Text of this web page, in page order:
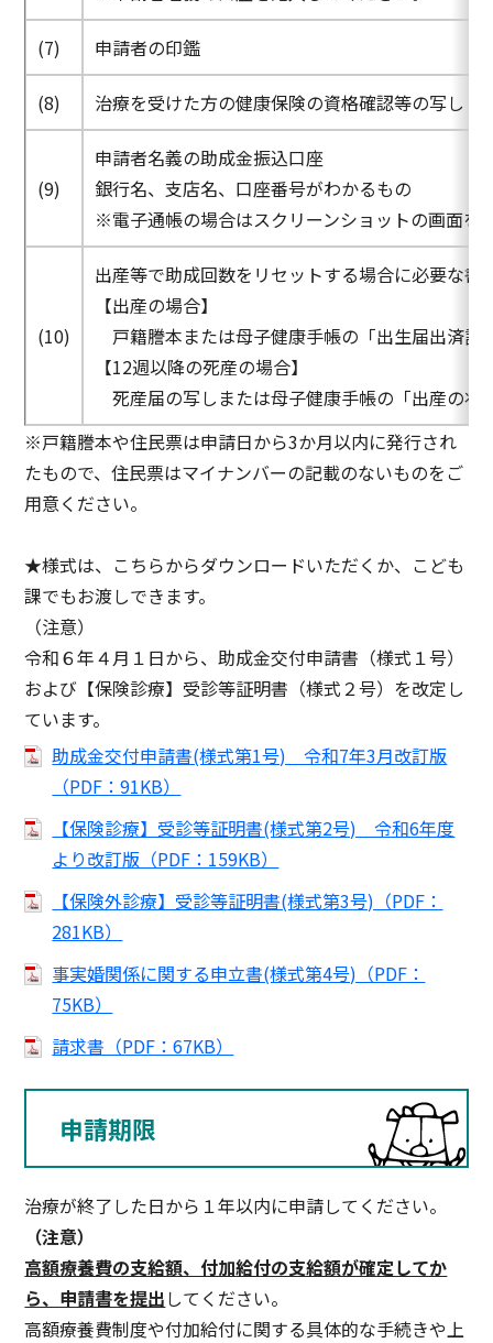
(7) 申請者の印鑑
(8) 治療を受けた方の健康保険の資格確認等の写し
(9)
申請者名義の助成金振込口座
銀行名、支店名、口座番号がわかるもの
※電子通帳の場合はスクリーンショットの画面を
(10)
出産等で助成回数をリセットする場合に必要な書
【出産の場合】
戸籍謄本または母子健康手帳の「出生届出済証
【12週以降の死産の場合】
死産届の写しまたは母子健康手帳の「出産の状
※戸籍謄本や住民票は申請日から3か月以内に発行され
たもので、住民票はマイナンバーの記載のないものをご
用意ください。
★様式は、こちらからダウンロードいただくか、こども
課でもお渡しできます。
（注意）
令和６年４月１日から、助成金交付申請書（様式１号）
および【保険診療】受診等証明書（様式２号）を改定し
ています。
助成金交付申請書(様式第1号) 令和7年3月改訂版
（PDF：91KB）
【保険診療】受診等証明書(様式第2号) 令和6年度
より改訂版（PDF：159KB）
【保険外診療】受診等証明書(様式第3号)（PDF：
281KB）
事実婚関係に関する申立書(様式第4号)（PDF：
75KB）
請求書（PDF：67KB）
申請期限
治療が終了した日から１年以内に申請してください。
（注意）
高額療養費の支給額、付加給付の支給額が確定してか
ら、申請書を提出してください。
高額療養費制度や付加給付に関する具体的な手続きや上